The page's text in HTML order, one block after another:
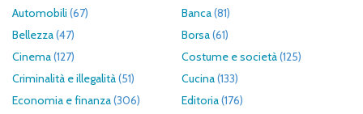
Automobili (67) Banca(81)
Bellezza(47) Borsa(61)
Cinema(127) Costume e società(125)
Criminalità e illegalità(51) Cucina(133)
Economia e finanza(306) Editoria(176)